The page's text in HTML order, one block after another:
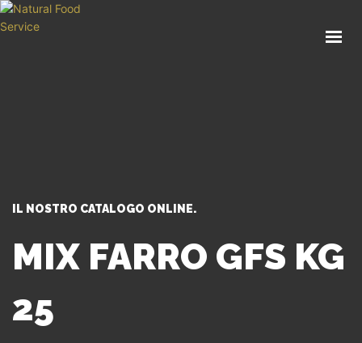
IL NOSTRO CATALOGO ONLINE.
MIX FARRO GFS KG
25